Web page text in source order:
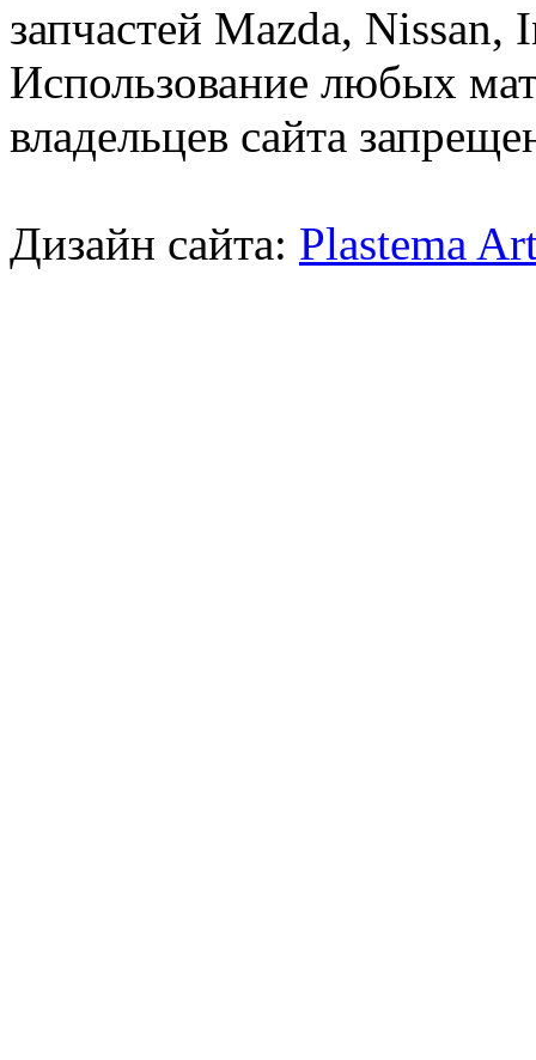
запчастей Mazda,
Использование любых
владельцев сайта
Дизайн сайта: Plastema